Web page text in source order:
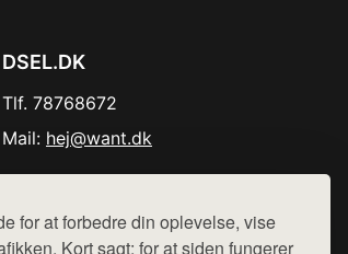
for at forbedre din oplevelse, vise
Kort sagt: for at siden fungerer
DSEL.DK
Tlf. 78768672
Mail: hej@want.dk